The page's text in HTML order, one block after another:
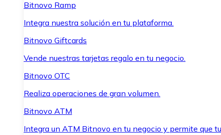
Bitnovo Ramp
Integra nuestra solución en tu plataforma.
Bitnovo Giftcards
Vende nuestras tarjetas regalo en tu negocio.
Bitnovo OTC
Realiza operaciones de gran volumen.
Bitnovo ATM
Integra un ATM Bitnovo en tu negocio y permite que